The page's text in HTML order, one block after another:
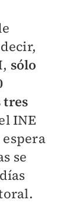
sólo
tres
INE
se